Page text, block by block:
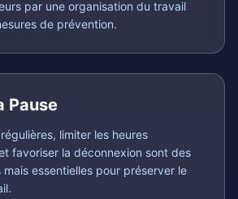
par une organisation du travail
de prévention.
Pause
limiter les heures
favoriser la déconnexion sont des
essentielles pour préserver le